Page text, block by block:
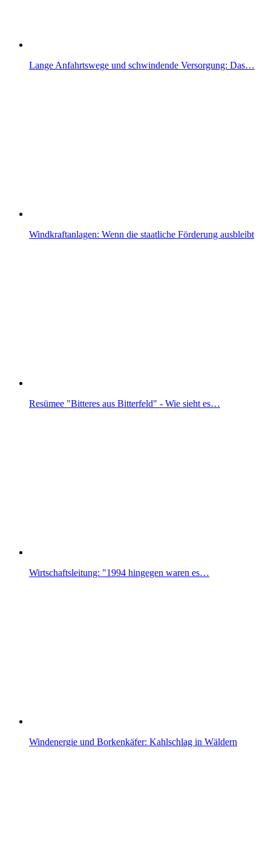
Lange Anfahrtswege und schwindende Versorgung: Das…
Windkraftanlagen: Wenn die staatliche Förderung ausbleibt
Resümee "Bitteres aus Bitterfeld" - Wie sieht es…
Wirtschaftsleitung: "1994 hingegen waren es…
Windenergie und Borkenkäfer: Kahlschlag in Wäldern